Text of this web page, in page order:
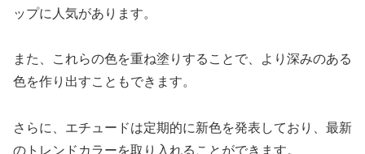
ップに人気があります。
また、これらの色を重ね塗りすることで、より深みのある
色を作り出すこともできます。
さらに、エチュードは定期的に新色を発表しており、最新
のトレンドカラーを取り入れることができます。